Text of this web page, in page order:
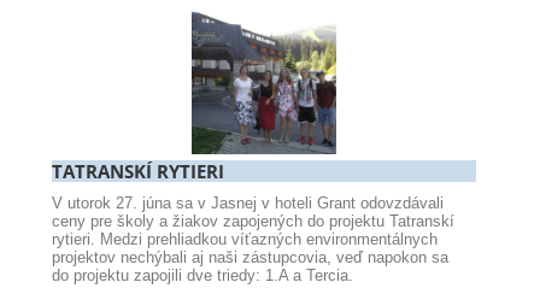
TATRANSKÍ RYTIERI
V utorok 27. júna sa v Jasnej v hoteli Grant odovzdávali
ceny pre školy a žiakov zapojených do projektu Tatranskí
rytieri. Medzi prehliadkou víťazných environmentálnych
projektov nechýbali aj naši zástupcovia, veď napokon sa
do projektu zapojili dve triedy: 1.A a Tercia.